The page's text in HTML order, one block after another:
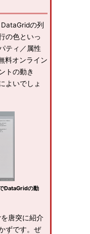
の列
の色といっ
ティ／属性
料オンライン
トの動き
よいでしょ
DataGridの動
唐突に紹介
ずです。ぜ